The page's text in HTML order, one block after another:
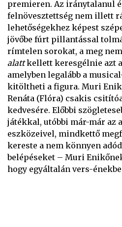
premieren. Az iránytalanul
felnövesztettség nem illett
lehetőségekhez képest
jövőbe fúrt pillantással
rímtelen sorokat, a meg
alattkellett keresgélnie azt
amelyben legalább a
kitöltheti a figura. Muri
Renáta (Flóra) csakis
kedvesére. Előbbi
játékkal, utóbbi már-már az
eszközeivel, mindkettő
kereste a nem könnyen
belépéseket – Muri
hogy egyáltalán vers-